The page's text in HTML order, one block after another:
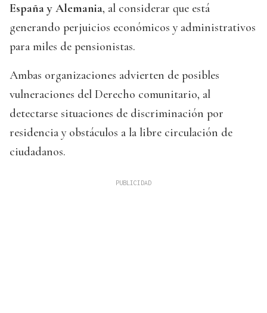
España y Alemania, al considerar que está
generando perjuicios económicos y administrativos
para miles de pensionistas.
Ambas organizaciones advierten de posibles
vulneraciones del Derecho comunitario, al
detectarse situaciones de discriminación por
residencia y obstáculos a la libre circulación de
ciudadanos.